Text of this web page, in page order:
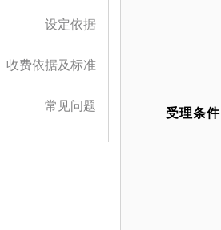
设定依据
收费依据及标准
常见问题
受理条件